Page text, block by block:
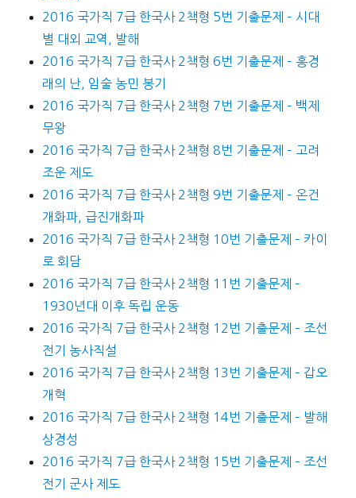
2016 국가직 7급 한국사 2책형 5번 기출문제 – 시대
별 대외 교역, 발해
2016 국가직 7급 한국사 2책형 6번 기출문제 – 홍경
래의 난, 임술 농민 봉기
2016 국가직 7급 한국사 2책형 7번 기출문제 – 백제
무왕
2016 국가직 7급 한국사 2책형 8번 기출문제 – 고려
조운 제도
2016 국가직 7급 한국사 2책형 9번 기출문제 – 온건
개화파, 급진개화파
2016 국가직 7급 한국사 2책형 10번 기출문제 – 카이
로 회담
2016 국가직 7급 한국사 2책형 11번 기출문제 –
1930년대 이후 독립 운동
2016 국가직 7급 한국사 2책형 12번 기출문제 – 조선
전기 농사직설
2016 국가직 7급 한국사 2책형 13번 기출문제 – 갑오
개혁
2016 국가직 7급 한국사 2책형 14번 기출문제 – 발해
상경성
2016 국가직 7급 한국사 2책형 15번 기출문제 – 조선
전기 군사 제도